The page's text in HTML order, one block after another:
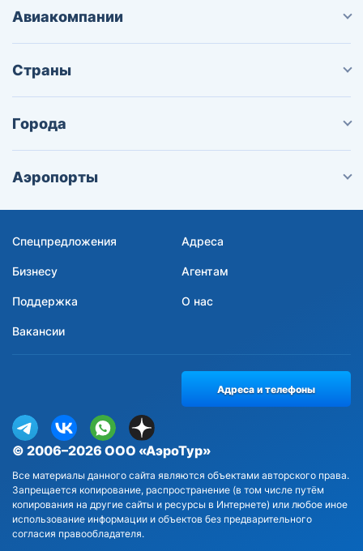
Авиакомпании
Страны
Города
Аэропорты
Спецпредложения Адреса
Бизнесу Агентам
Поддержка О нас
Вакансии
© 2006–2026 ООО «АэроТур»
Все материалы данного сайта являются объектами авторского права.
Запрещается копирование, распространение (в том числе путём
копирования на другие сайты и ресурсы в Интернете) или любое иное
использование информации и объектов без предварительного
согласия правообладателя.
Адреса и телефоны